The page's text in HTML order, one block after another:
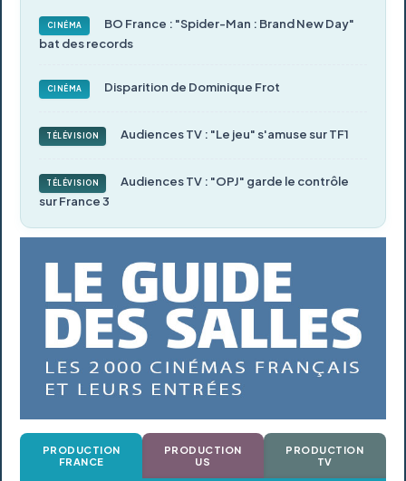
CINÉMA
BO France : "Spider-Man : Brand New Day"
bat des records
CINÉMA Disparition de Dominique Frot
TÉLÉVISION Audiences TV : "Le jeu" s'amuse sur TF1
TÉLÉVISION
Audiences TV : "OPJ" garde le contrôle
sur France 3
PRODUCTION
FRANCE
PRODUCTION
US
PRODUCTION
TV